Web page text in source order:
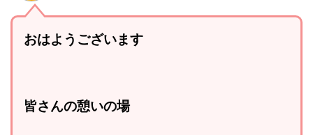
おはようございます
皆さんの憩いの場